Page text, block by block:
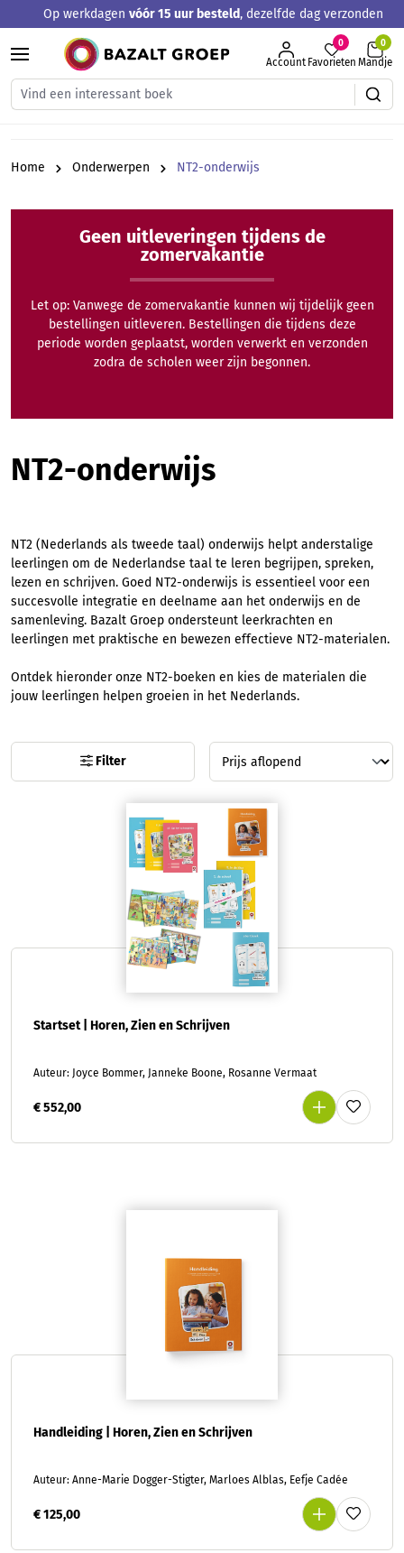
Op werkdagen vóór 15 uur besteld, dezelfde dag verzonden
Account Favorieten Mandje
0
Home Onderwerpen NT2-onderwijs
Geen uitleveringen tijdens de
zomervakantie
Let op: Vanwege de zomervakantie kunnen wij tijdelijk geen
bestellingen uitleveren. Bestellingen die tijdens deze
periode worden geplaatst, worden verwerkt en verzonden
zodra de scholen weer zijn begonnen.
NT2-onderwijs
NT2 (Nederlands als tweede taal) onderwijs helpt anderstalige
leerlingen om de Nederlandse taal te leren begrijpen, spreken,
lezen en schrijven. Goed NT2-onderwijs is essentieel voor een
succesvolle integratie en deelname aan het onderwijs en de
samenleving. Bazalt Groep ondersteunt leerkrachten en
leerlingen met praktische en bewezen effectieve NT2-materialen.
Ontdek hieronder onze NT2-boeken en kies de materialen die
jouw leerlingen helpen groeien in het Nederlands.
Filter
Startset | Horen, Zien en Schrijven
Auteur: Joyce Bommer, Janneke Boone, Rosanne Vermaat
€ 552,00
Handleiding | Horen, Zien en Schrijven
Auteur: Anne-Marie Dogger-Stigter, Marloes Alblas, Eefje Cadée
€ 125,00